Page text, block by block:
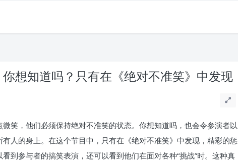
想知道吗？只有在《绝对不准笑》中发现
笑，他们必须保持绝对不准笑的状态。你想知道吗，也会令参演者以
人的身上。在这个节目中，只有在《绝对不准笑》中发现，精彩的惩
到参与者的搞笑表演，还可以看到他们在面对各种“挑战”时。这种真